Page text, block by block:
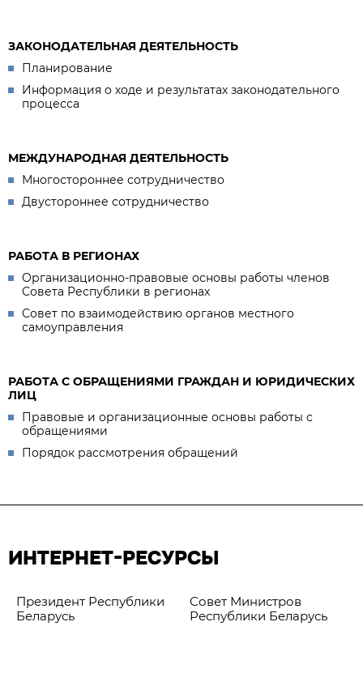
ЗАКОНОДАТЕЛЬНАЯ ДЕЯТЕЛЬНОСТЬ
Планирование
Информация о ходе и результатах законодательного
процесса
МЕЖДУНАРОДНАЯ ДЕЯТЕЛЬНОСТЬ
Многостороннее сотрудничество
Двустороннее сотрудничество
РАБОТА В РЕГИОНАХ
Организационно-правовые основы работы членов
Совета Республики в регионах
Совет по взаимодействию органов местного
самоуправления
РАБОТА С ОБРАЩЕНИЯМИ ГРАЖДАН И ЮРИДИЧЕСКИХ
ЛИЦ
Правовые и организационные основы работы с
обращениями
Порядок рассмотрения обращений
ИНТЕРНЕТ-РЕСУРСЫ
Президент Республики
Беларусь
Совет Министров
Республики Беларусь